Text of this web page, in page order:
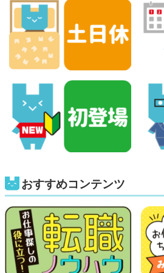
おすすめコンテンツ